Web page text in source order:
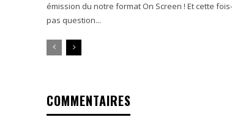
émission du notre format On Screen ! Et cette
pas question...
COMMENTAIRES